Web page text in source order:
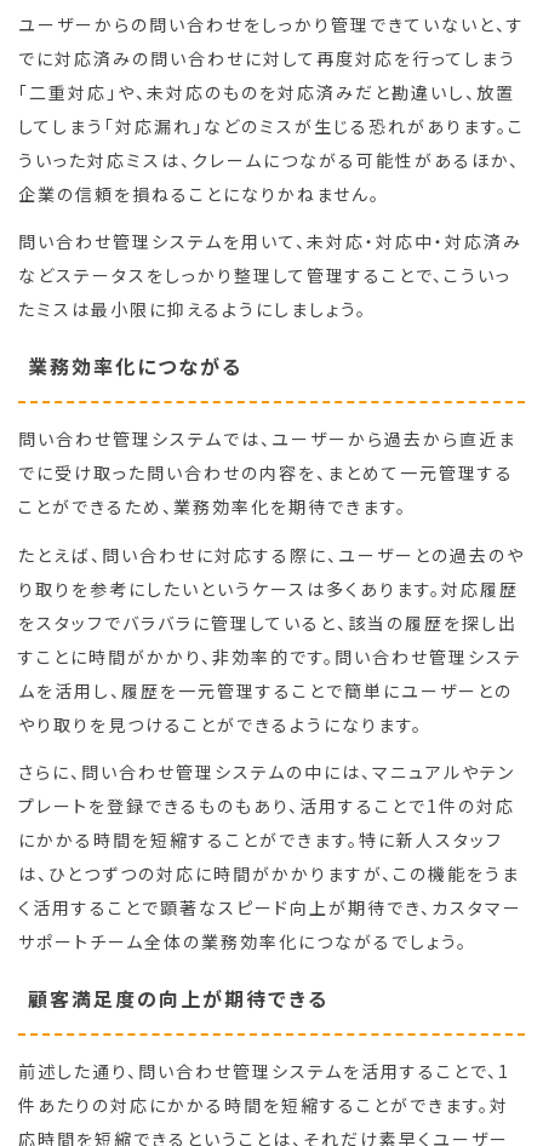
ユーザーからの問い合わせをしっかり管理できていないと、す
でに対応済みの問い合わせに対して再度対応を行ってしまう
「二重対応」や、未対応のものを対応済みだと勘違いし、放置
してしまう「対応漏れ」などのミスが生じる恐れがあります。こ
ういった対応ミスは、クレームにつながる可能性があるほか、
企業の信頼を損ねることになりかねません。
問い合わせ管理システムを用いて、未対応・対応中・対応済み
などステータスをしっかり整理して管理することで、こういっ
たミスは最小限に抑えるようにしましょう。
業務効率化につながる
問い合わせ管理システムでは、ユーザーから過去から直近ま
でに受け取った問い合わせの内容を、まとめて一元管理する
ことができるため、業務効率化を期待できます。
たとえば、問い合わせに対応する際に、ユーザーとの過去のや
り取りを参考にしたいというケースは多くあります。対応履歴
をスタッフでバラバラに管理していると、該当の履歴を探し出
すことに時間がかかり、非効率的です。問い合わせ管理システ
ムを活用し、履歴を一元管理することで簡単にユーザーとの
やり取りを見つけることができるようになります。
さらに、問い合わせ管理システムの中には、マニュアルやテン
プレートを登録できるものもあり、活用することで1件の対応
にかかる時間を短縮することができます。特に新人スタッフ
は、ひとつずつの対応に時間がかかりますが、この機能をうま
く活用することで顕著なスピード向上が期待でき、カスタマー
サポートチーム全体の業務効率化につながるでしょう。
顧客満足度の向上が期待できる
前述した通り、問い合わせ管理システムを活用することで、1
件あたりの対応にかかる時間を短縮することができます。対
応時間を短縮できるということは、それだけ素早くユーザー